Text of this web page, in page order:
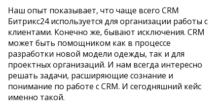
Наш опыт показывает, что чаще всего CRM
Битрикс24 используется для организации работы с
клиентами. Конечно же, бывают исключения. CRM
может быть помощником как в процессе
разработки новой модели одежды, так и для
проектных организаций. И нам всегда интересно
решать задачи, расширяющие сознание и
понимание по работе с CRM. И сегодняшний кейс
именно такой.